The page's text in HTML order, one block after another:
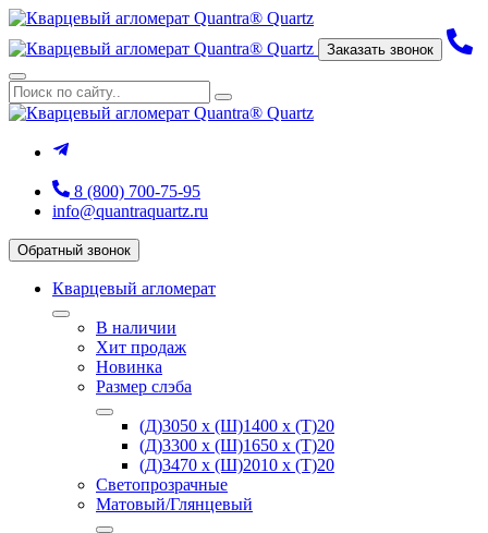
Заказать звонок
8 (800) 700-75-95
info@quantraquartz.ru
Обратный звонок
Кварцевый агломерат
В наличии
Хит продаж
Новинка
Размер слэба
(Д)3050 х (Ш)1400 х (Т)20
(Д)3300 х (Ш)1650 х (Т)20
(Д)3470 х (Ш)2010 х (Т)20
Светопрозрачные
Матовый/Глянцевый